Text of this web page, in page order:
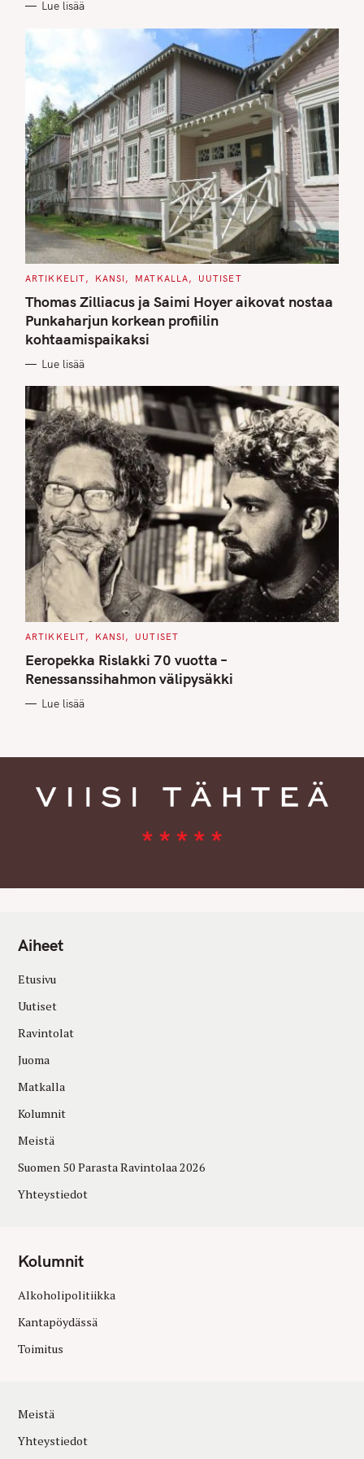
I
Lue lisää
C
T
E
G
O
R
I
S
ARTIKKELIT KANSI MATKALLA UUTISET
Thomas Zilliacus ja Saimi Hoyer aikovat nostaa
Punkaharjun korkean profiilin
kohtaamispaikaksi
Lue lisää
C
T
E
G
O
I
ARTIKKELIT KANSI UUTISET
Eeropekka Rislakki 70 vuotta –
Renessanssihahmon välipysäkki
Lue lisää
Aiheet
Etusivu
Uutiset
Ravintolat
Juoma
Matkalla
Kolumnit
Meistä
Suomen 50 Parasta Ravintolaa 2026
Yhteystiedot
Kolumnit
Alkoholipolitiikka
Kantapöydässä
Toimitus
Meistä
Yhteystiedot